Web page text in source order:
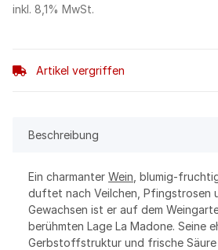
inkl. 8,1% MwSt.
Artikel vergriffen
Beschreibung
Ein charmanter Wein , blumig-
duftet nach Veilchen, Pfingstrosen
Gewachsen ist er auf dem
berühmten Lage La Madone. Seine
Gerbstoffstruktur und frische Säure